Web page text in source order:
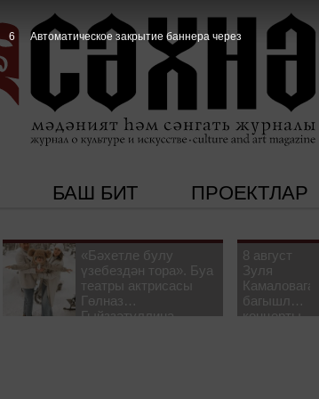
БАШ БИТ ПРОЕКТЛАР
«Бәхетле булу
үзебездән тора». Буа
театры актрисасы
Гөлназ
Гыйззәтуллина-
8 август
Зуля
Камаловага
багышлау
концерты
5 Автоматическое закрытие баннера через